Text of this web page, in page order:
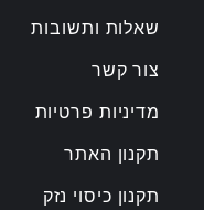
שאלות ותשובות
צור קשר
מדיניות פרטיות
תקנון האתר
תקנון כיסוי נזק